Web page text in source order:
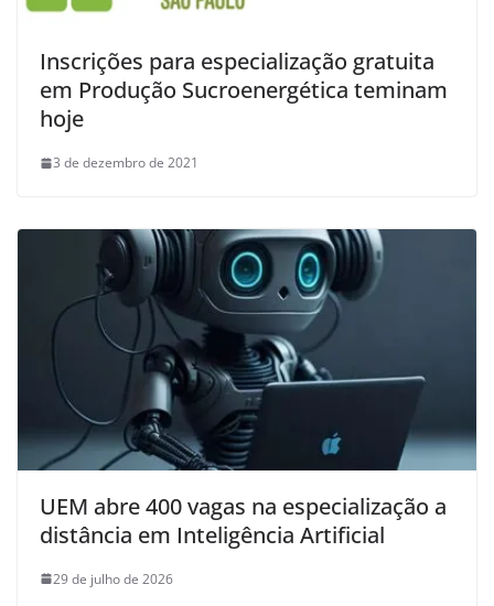
Inscrições para especialização gratuita
em Produção Sucroenergética teminam
hoje
3 de dezembro de 2021
UEM abre 400 vagas na especialização a
distância em Inteligência Artificial
29 de julho de 2026